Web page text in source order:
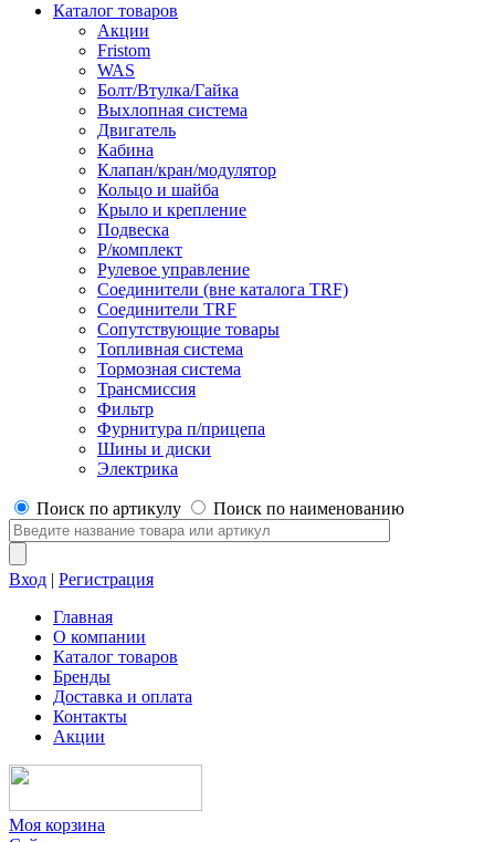
Каталог товаров
Акции
Fristom
WAS
Болт/Втулка/Гайка
Выхлопная система
Двигатель
Кабина
Клапан/кран/модулятор
Кольцо и шайба
Крыло и крепление
Подвеска
Р/комплект
Рулевое управление
Соединители (вне каталога TRF)
Соединители TRF
Сопутствующие товары
Топливная система
Тормозная система
Трансмиссия
Фильтр
Фурнитура п/прицепа
Шины и диски
Электрика
Поиск по артикулу Поиск по наименованию
Вход | Регистрация
Главная
О компании
Каталог товаров
Бренды
Доставка и оплата
Контакты
Акции
Моя корзина